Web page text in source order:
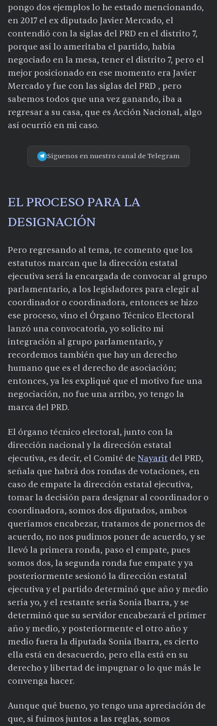
pongo dos ejemplos lo he estado mencionando,
en 2017 el ex diputado Javier Mercado, el
contendió con la siglas del PRD en el distrito 7,
porque así lo ameritaba el partido, había
negociado en la mesa, tener el distrito 7, pero el
mejor posicionado en ese momento era Javier
Mercado y fue con las siglas del PRD , pero
sabemos todos que una vez ganando, iba a
regresar a su casa, que es Acción Nacional, algo
así ocurrió en mi caso.
Síguenos en nuestro canal de Telegram
EL PROCESO PARA LA
DESIGNACIÓN
Pero regresando al tema, te comento que los
estatutos marcan que la dirección estatal
ejecutiva será la encargada de convocar al grupo
parlamentario, a los legisladores para elegir al
coordinador o coordinadora, entonces se hizo
ese proceso, vino el Órgano Técnico Electoral
lanzó una convocatoria, yo solicito mi
integración al grupo parlamentario, y
recordemos también que hay un derecho
humano que es el derecho de asociación;
entonces, ya les expliqué que el motivo fue una
negociación, no fue una arribo, yo tengo la
marca del PRD.
El órgano técnico electoral, junto con la
dirección nacional y la dirección estatal
ejecutiva, es decir, el Comité de Nayarit del PRD,
señala que habrá dos rondas de votaciones, en
caso de empate la dirección estatal ejecutiva,
tomar la decisión para designar al coordinador o
coordinadora, somos dos diputados, ambos
queríamos encabezar, tratamos de ponernos de
acuerdo, no nos pudimos poner de acuerdo, y se
llevó la primera ronda, paso el empate, pues
somos dos, la segunda ronda fue empate y ya
posteriormente sesionó la dirección estatal
ejecutiva y el partido determinó que año y medio
sería yo, y el restante sería Sonia Ibarra, y se
determinó que su servidor encabezará el primer
año y medio, y posteriormente el otro año y
medio fuera la diputada Sonia Ibarra, es cierto
ella está en desacuerdo, pero ella está en su
derecho y libertad de impugnar o lo que más le
convenga hacer.
Aunque qué bueno, yo tengo una apreciación de
que, si fuimos juntos a las reglas, somos